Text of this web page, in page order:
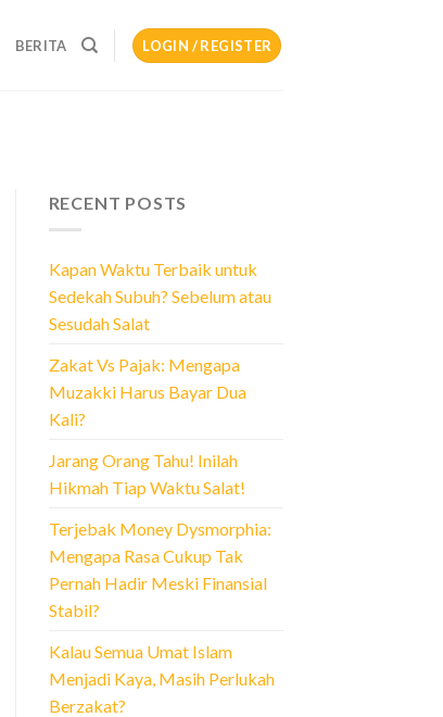
BERITA LOGIN / REGISTER
RECENT POSTS
Kapan Waktu Terbaik untuk
Sedekah Subuh? Sebelum atau
Sesudah Salat
Zakat Vs Pajak: Mengapa
Muzakki Harus Bayar Dua
Kali?
Jarang Orang Tahu! Inilah
Hikmah Tiap Waktu Salat!
Terjebak Money Dysmorphia:
Mengapa Rasa Cukup Tak
Pernah Hadir Meski Finansial
Stabil?
Kalau Semua Umat Islam
Menjadi Kaya, Masih Perlukah
Berzakat?